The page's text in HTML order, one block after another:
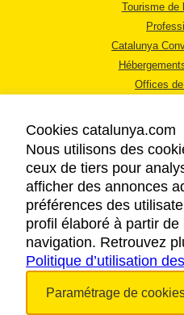
Tourisme de
Catalunya
Offices
RÈGLES DE
Cookies catalunya.com
Nous utilisons des
ceux de tiers pour
afficher des annonces
préférences des
profil élaboré à partir
navigation. Retrouvez
Politique d’utilisation
Paramétrage de